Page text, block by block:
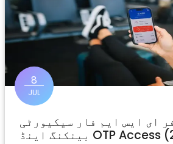
8
JUL
ای ایس ایم فار سیکیورٹی